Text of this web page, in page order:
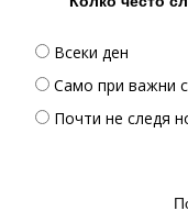
Всеки ден
Само при важни
Почти не следя